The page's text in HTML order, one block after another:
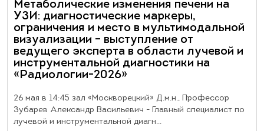
Метаболические изменения печени на
УЗИ: диагностические маркеры,
ограничения и место в мультимодальной
визуализации – выступление от
ведущего эксперта в области лучевой и
инструментальной диагностики на
«Радиологии-2026»
26 мая в 14:45 зал «Москворецкий» Д.м.н., Профессор
Зубарев Александр Васильевич - Главный специалист по
лучевой и инструментальной диагн...